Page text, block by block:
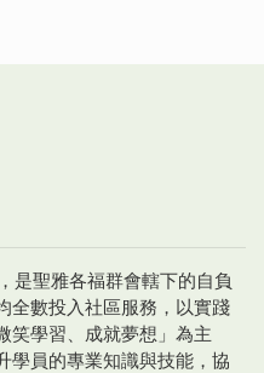
是聖雅各福群會轄下的自負
全數投入社區服務，以實踐
笑學習、成就夢想」為主
學員的專業知識與技能，協